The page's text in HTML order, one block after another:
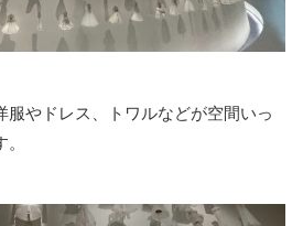
服やドレス、トワルなどが空間いっ